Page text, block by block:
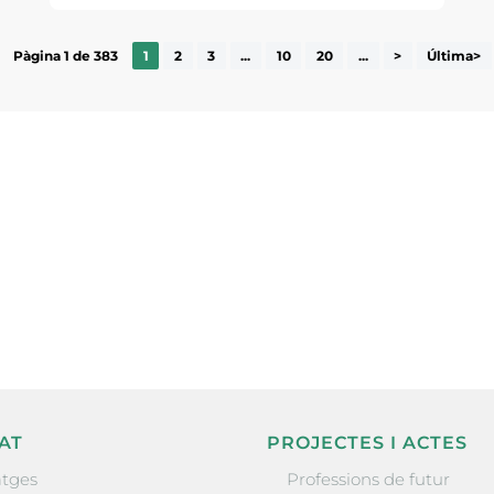
Pàgina 1 de 383 1 2 3 ... 10 20 ... > Última>
PROJECTES I ACTES
Professions de futur